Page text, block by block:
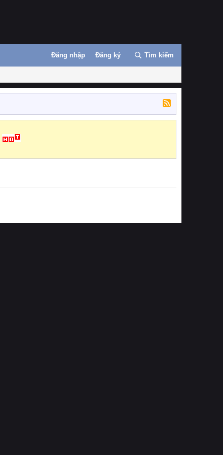
Đăng nhập Đăng ký Tìm kiếm